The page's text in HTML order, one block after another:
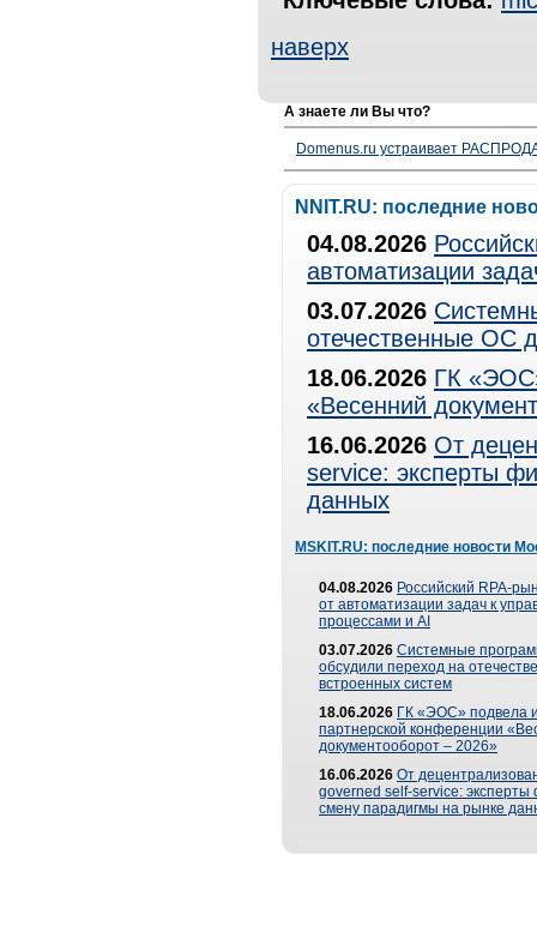
наверх
А знаете ли Вы что?
Domenus.ru устраивает
NNIT.RU: последние
04.08.2026
автоматизации
03.07.2026
отечественные ОС
18.06.2026 ГК
«Весенний
16.06.2026 От
service: эксперты
данных
MSKIT.RU: последние новости
04.08.2026 Российский RPA-
от автоматизации задач к
процессами и AI
03.07.2026 Системные
обсудили переход на
встроенных систем
18.06.2026 ГК «ЭОС» подвела
партнерской конференции
документооборот – 2026»
16.06.2026 От
governed self-service: эксперты
смену парадигмы на рынке